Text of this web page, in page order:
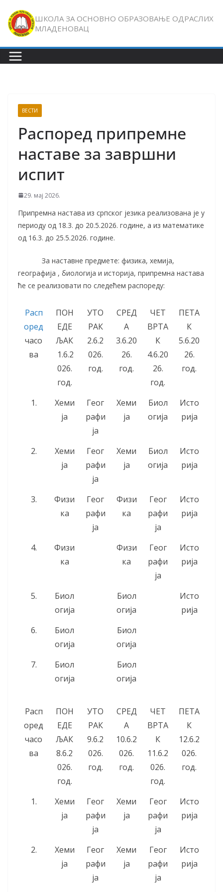
content
ШКОЛА ЗА ОСНОВНО ОБРАЗОВАЊЕ ОДРАСЛИХ
МЛАДЕНОВАЦ
ВЕСТИ
Распоред припремне
наставе за завршни
испит
29. мај 2026.
Припремна настава из српског језика реализована је у
периоду од 18.3. до 20.5.2026. године, а из математике
од 16.3. до 25.5.2026. године.
За наставне предмете: физика, хемија,
географија , биологија и историја, припремна настава
ће се реализовати по следећем распореду:
Расп
оред
часо
ва
ПОН
ЕДЕ
ЉАК
1.6.2
026.
год.
УТО
РАК
2.6.2
026.
год.
СРЕД
А
3.6.20
26.
год.
ЧЕТ
ВРТА
К
4.6.20
26.
год.
ПЕТА
К
5.6.20
26.
год.
1.
Хеми
ја
Геог
рафи
ја
Хеми
ја
Биол
огија
Исто
рија
2.
Хеми
ја
Геог
рафи
ја
Хеми
ја
Биол
огија
Исто
рија
3.
Физи
ка
Геог
рафи
ја
Физи
ка
Геог
рафи
ја
Исто
рија
4.
Физи
ка
Физи
ка
Геог
рафи
ја
Исто
рија
5.
Биол
огија
Биол
огија
Исто
рија
6.
Биол
огија
Биол
огија
7.
Биол
огија
Биол
огија
Расп
оред
часо
ва
ПОН
ЕДЕ
ЉАК
8.6.2
026.
год.
УТО
РАК
9.6.2
026.
год.
СРЕД
А
10.6.2
026.
год.
ЧЕТ
ВРТА
К
11.6.2
026.
год.
ПЕТА
К
12.6.2
026.
год.
1.
Хеми
ја
Геог
рафи
ја
Хеми
ја
Геог
рафи
ја
Исто
рија
2.
Хеми
ја
Геог
рафи
ја
Хеми
ја
Геог
рафи
ја
Исто
рија